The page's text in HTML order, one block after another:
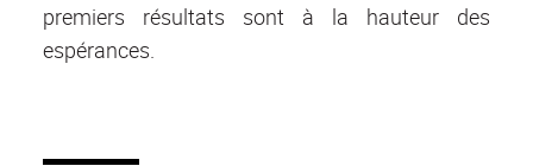
premiers résultats sont à la hauteur des
espérances.